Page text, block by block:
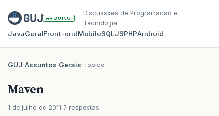
ARQUIVO
Discussoes de Programacao e
Tecnologia
JavaGeralFront‑endMobileSQLJSPHPAndroid
GUJ/Assuntos Gerais/Topico
Maven
1 de julho de 2011 7 respostas